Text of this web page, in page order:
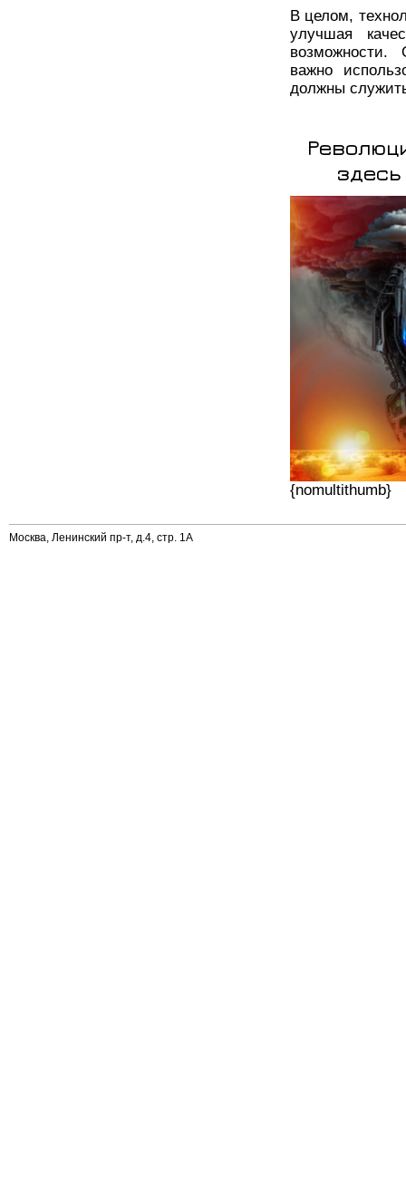
В целом,
улучшая
возможности.
важно
должны
{nomultithumb}
Москва, Ленинский пр-т, д.4, стр. 1А